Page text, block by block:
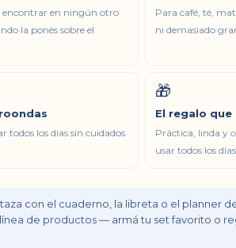
encontrar en ningún otro
la ponés sobre el
Para café, té,
ni demasiado
todos los días sin cuidados
🎁
El regalo
Práctica, linda y
usar todos los
con el cuaderno, la libreta o el planner
de productos — armá tu set favorito o